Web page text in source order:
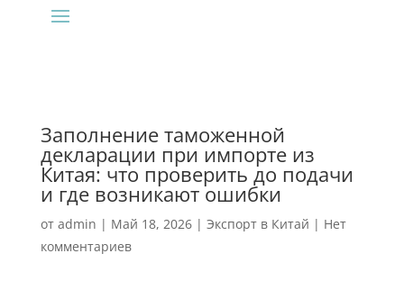
Заполнение таможенной
декларации при импорте из
Китая: что проверить до подачи
и где возникают ошибки
от admin | Май 18, 2026| Экспорт в Китай | Нет
комментариев